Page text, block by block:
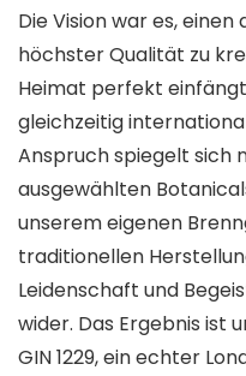
Die Vision war es,
höchster Qualität zu
Heimat perfekt
gleichzeitig
Anspruch spiegelt sich
ausgewählten
unserem eigenen
traditionellen
Leidenschaft und
wider. Das Ergebnis ist
GIN 1229, ein echter